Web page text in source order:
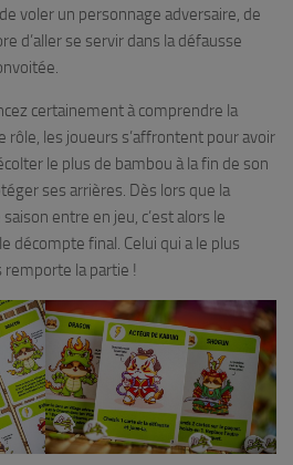
voler un personnage adversaire, de
d’aller se servir dans la défausse
certainement à comprendre la
rôle, les joueurs s’affrontent pour avoir
le plus de bambou à la fin de son
ses arrières. Dès lors que la
entre en jeu, c’est alors le
décompte final. Celui qui a le plus
la partie !